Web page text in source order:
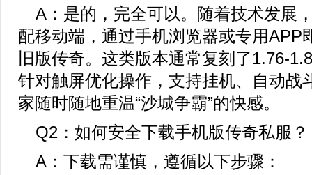
A：是的，完全可以。随着技术发展
配移动端，通过手机浏览器或专用APP
旧版传奇。这类版本通常复刻了1.76-
针对触屏优化操作，支持挂机、自动战
家随时随地重温“沙城争霸”的快感。
Q2：如何安全下载手机版传奇私服？
A：下载需谨慎，遵循以下步骤：